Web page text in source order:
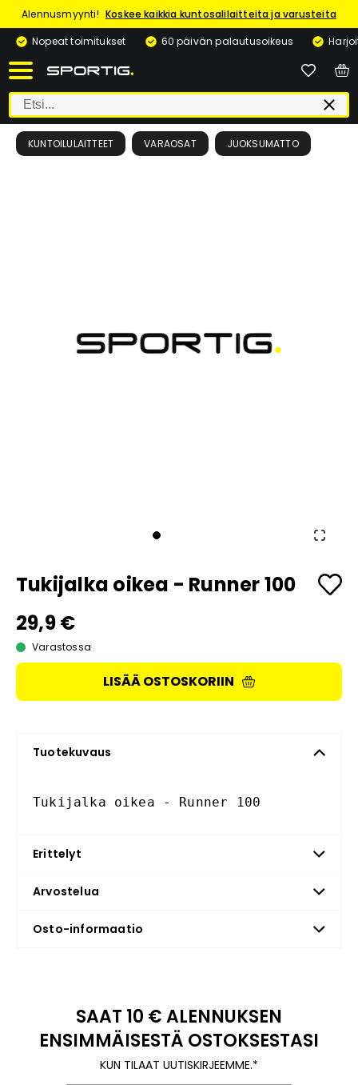
Alennusmyynti! Koskee kaikkia kuntosalilaitteita ja varusteita
Nopeat toimitukset
60 päivän palautusoikeus
KUNTOILULAITTEET VARAOSAT JUOKSUMATTO
Tukijalka oikea - Runner 100
29,9 €
Varastossa
LISÄÄ OSTOSKORIIN
Tuotekuvaus
Tukijalka oikea - Runner 100
Erittelyt
Arvostelua
Osto-informaatio
SAAT 10 € ALENNUKSEN
ENSIMMÄISESTÄ OSTOKSESTASI
KUN TILAAT UUTISKIRJEEMME.*